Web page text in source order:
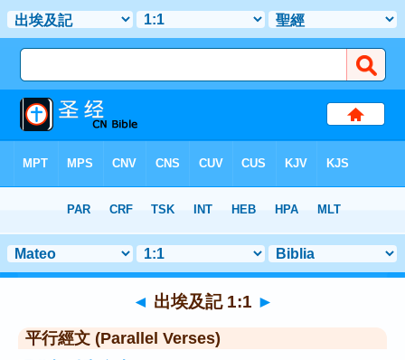
> 聖經金句 1
◄ 出埃及記 1:1 ►
平行經文 (Parallel Verses)